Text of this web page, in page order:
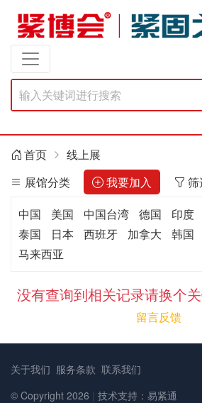
首页
线上展
展馆分类
我要加入
筛
中国
美国 中国台湾 德国 印度
泰国
日本 西班牙 加拿大 韩国
马来西亚
没有查询到相关记录请换个
留言反馈
关于我们 服务条款 联系我们
© Copyright 2026 | 技术支持：易紧通